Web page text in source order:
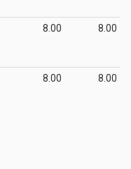
8.00 8.00
8.00 8.00